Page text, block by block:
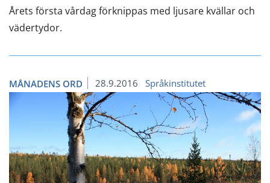
Årets första vårdag förknippas med ljusare kvällar och
vädertydor.
MÅNADENS ORD 28.9.2016 Språkinstitutet